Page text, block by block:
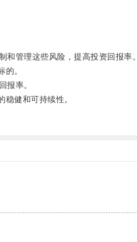
管理这些风险，提高投资回报率。
。
报率。
健和可持续性。